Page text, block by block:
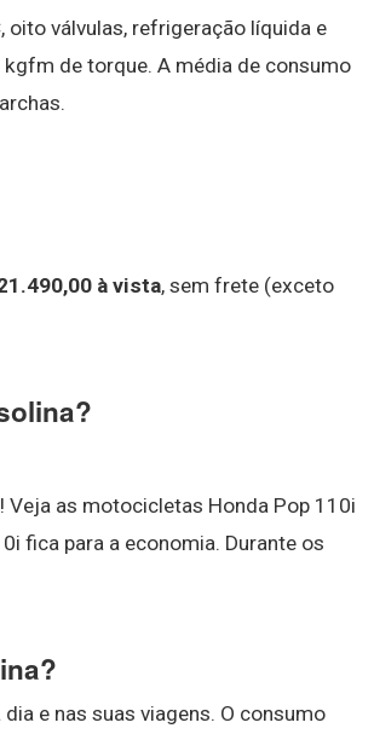
oito válvulas, refrigeração líquida e
de torque. A média de consumo
à vista, sem frete (exceto
Veja as motocicletas Honda Pop 110i
fica para a economia. Durante os
e nas suas viagens. O consumo